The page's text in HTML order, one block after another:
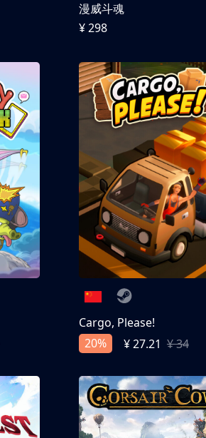
漫威斗魂
¥ 298
Cargo, Please!
20%
¥ 27.21 ¥ 34